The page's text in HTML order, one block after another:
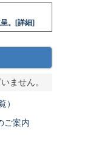
。[詳細]
ません。
）
ご案内